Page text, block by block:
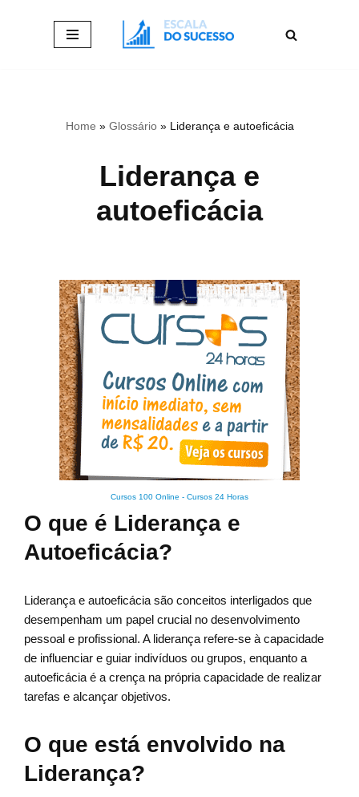
Home » Glossário» Liderança e autoeficácia
Liderança e
autoeficácia
Cursos 100 Online - Cursos 24 Horas
O que é Liderança e
Autoeficácia?
Liderança e autoeficácia são conceitos interligados que
desempenham um papel crucial no desenvolvimento
pessoal e profissional. A liderança refere-se à capacidade
de influenciar e guiar indivíduos ou grupos, enquanto a
autoeficácia é a crença na própria capacidade de realizar
tarefas e alcançar objetivos.
O que está envolvido na
Liderança?